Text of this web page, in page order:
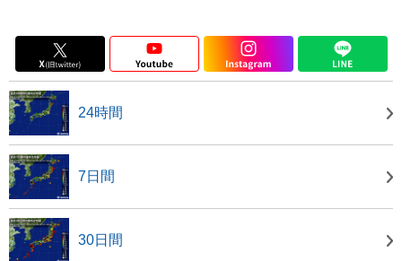
24時間
7日間
30日間